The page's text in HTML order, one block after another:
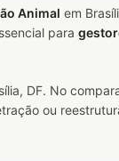
Animal em
para
DF. No
ou